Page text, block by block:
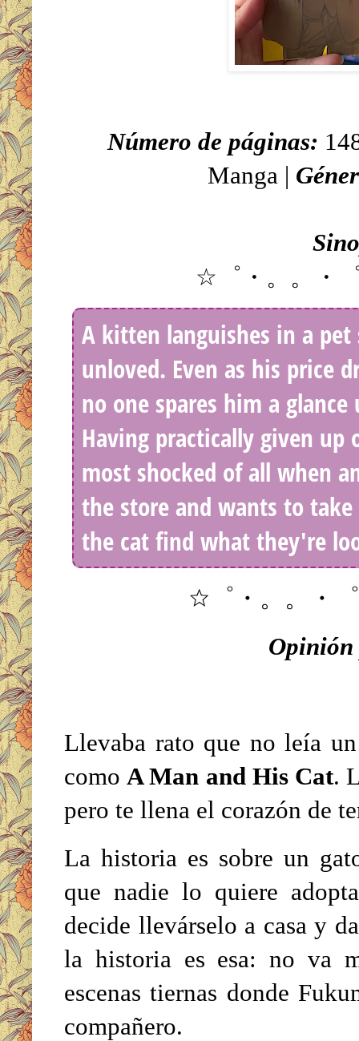
Número de páginas:
Manga |
☆゜・。。・
A kitten languishes in a
unloved. Even as his price
no one spares him a
Having practically given
most shocked of all when
the store and wants to
the cat find what they're
☆゜・。。・
Opinión
Llevaba rato que no leía
comoA Man and His Cat.
pero te llena el corazón de
La historia es sobre un
que nadie lo quiere
decide llevárselo a casa y
la historia es esa: no va
escenas tiernas donde
compañero.